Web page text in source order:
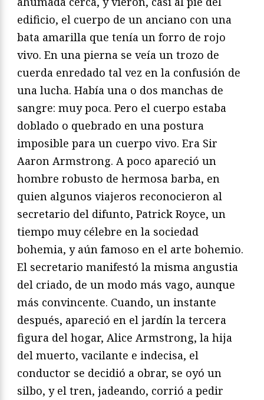
edificio, el cuerpo de un anciano con una
bata amarilla que tenía un forro de rojo
vivo. En una pierna se veía un trozo de
cuerda enredado tal vez en la confusión de
una lucha. Había una o dos manchas de
sangre: muy poca. Pero el cuerpo estaba
doblado o quebrado en una postura
imposible para un cuerpo vivo. Era Sir
Aaron Armstrong. A poco apareció un
hombre robusto de hermosa barba, en
quien algunos viajeros reconocieron al
secretario del difunto, Patrick Royce, un
tiempo muy célebre en la sociedad
bohemia, y aún famoso en el arte bohemio.
El secretario manifestó la misma angustia
del criado, de un modo más vago, aunque
más convincente. Cuando, un instante
después, apareció en el jardín la tercera
figura del hogar, Alice Armstrong, la hija
del muerto, vacilante e indecisa, el
conductor se decidió a obrar, se oyó un
silbo, y el tren, jadeando, corrió a pedir